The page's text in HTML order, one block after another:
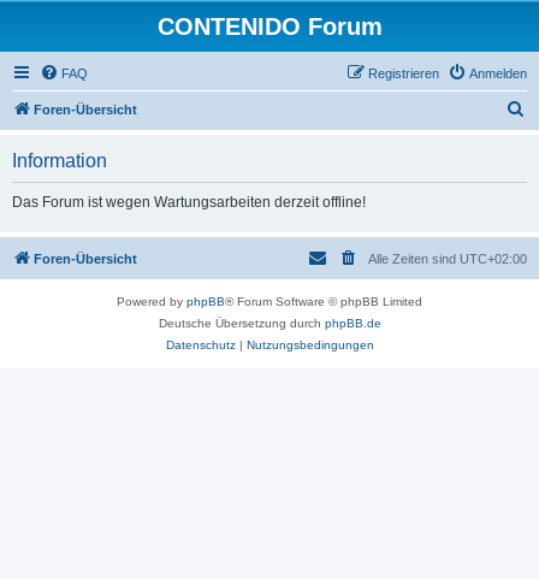
CONTENIDO Forum
FAQ Anmelden
Registrieren
Foren-Übersicht
Information
Das Forum ist wegen Wartungsarbeiten derzeit offline!
Foren-Übersicht Alle Zeiten sind UTC+02:00
Powered by phpBB® Forum Software © phpBB Limited
Deutsche Übersetzung durch phpBB.de
Datenschutz| Nutzungsbedingungen